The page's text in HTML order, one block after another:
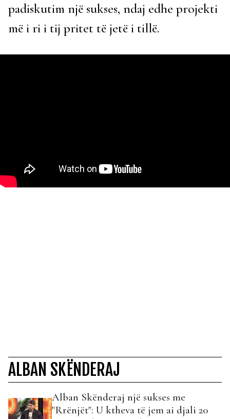
padiskutim një sukses, ndaj edhe projekti
më i ri i tij pritet të jetë i tillë.
ALBAN SKËNDERAJ
Alban Skënderaj një sukses me
"Rrënjët": U ktheva të jem ai djali 20